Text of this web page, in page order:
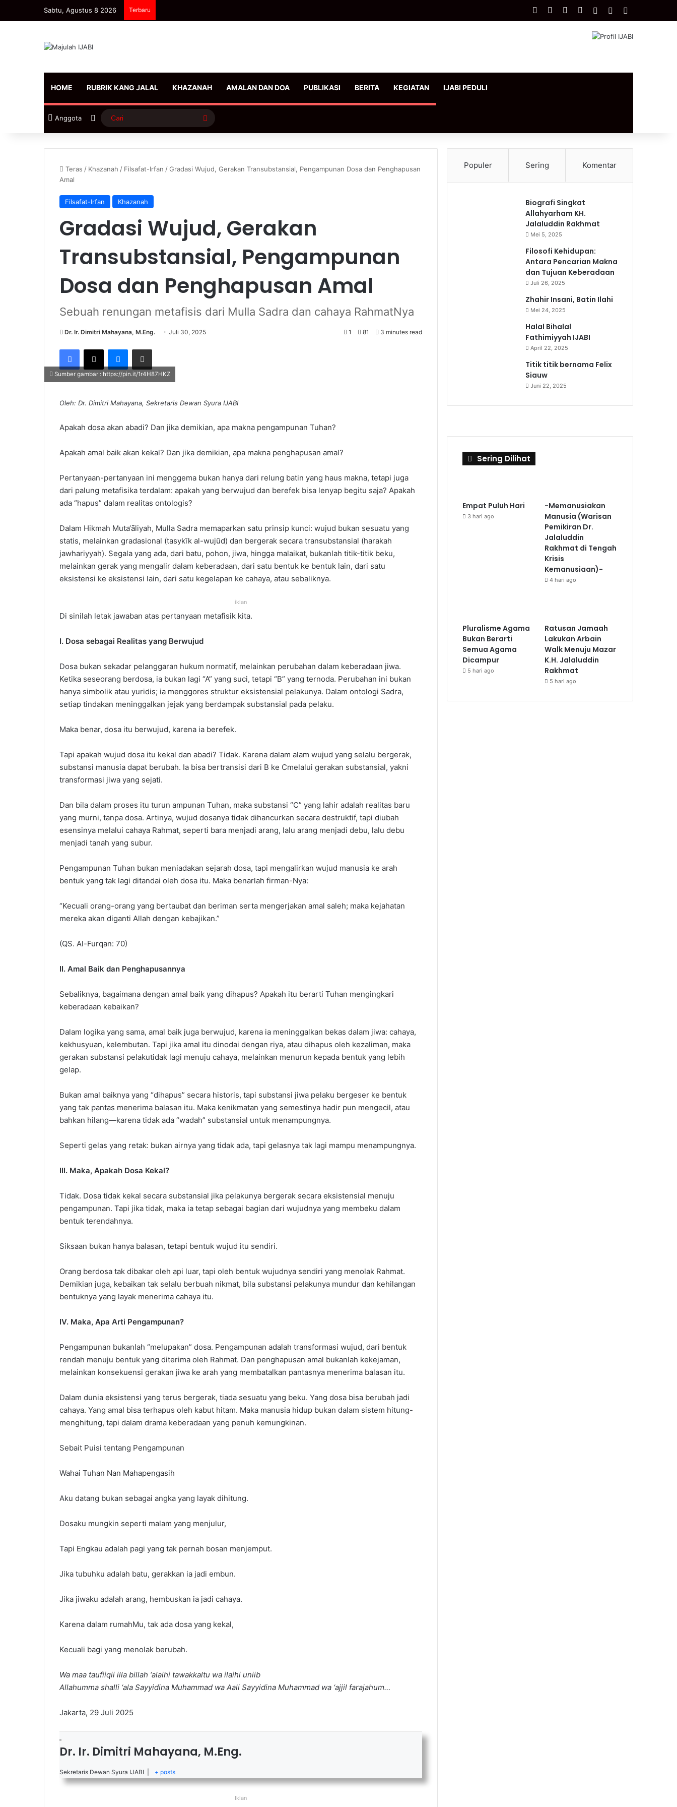
Sabtu, Agustus 8 2026 Terbaru Facebook YouTubeInstagram
Log InArtikel Acak
HOME RUBRIK KANG JALAL KHAZANAH AMALAN DAN DOA PUBLIKASI BERITA KEGIATAN IJABI PEDULI
Anggota Sidebar Cari
Teras / Khazanah / Filsafat-Irfan /Gradasi Wujud, Gerakan Transubstansial, Pengampunan Dosa dan Penghapusan
Amal
Filsafat-Irfan Khazanah
Gradasi Wujud, Gerakan
Transubstansial, Pengampunan
Dosa dan Penghapusan Amal
Sebuah renungan metafisis dari Mulla Sadra dan cahaya RahmatNya
Dr. Ir. Dimitri Mahayana, M.Eng. Juli 30, 2025 1 81 3 minutes read
Facebook
X Messenger
Share via Email
Sumber gambar : https://pin.it/1r4H87HKZ
Oleh: Dr. Dimitri Mahayana, Sekretaris Dewan Syura IJABI
Apakah dosa akan abadi? Dan jika demikian, apa makna pengampunan Tuhan?
Apakah amal baik akan kekal? Dan jika demikian, apa makna penghapusan amal?
Pertanyaan-pertanyaan ini menggema bukan hanya dari relung batin yang haus makna, tetapi juga
dari palung metafisika terdalam: apakah yang berwujud dan berefek bisa lenyap begitu saja? Apakah
ada “hapus” dalam realitas ontologis?
Dalam Hikmah Muta‘āliyah, Mulla Sadra memaparkan satu prinsip kunci: wujud bukan sesuatu yang
statis, melainkan gradasional (tasykīk al-wujūd) dan bergerak secara transubstansial (harakah
jawhariyyah). Segala yang ada, dari batu, pohon, jiwa, hingga malaikat, bukanlah titik-titik beku,
melainkan gerak yang mengalir dalam keberadaan, dari satu bentuk ke bentuk lain, dari satu
eksistensi ke eksistensi lain, dari satu kegelapan ke cahaya, atau sebaliknya.
iklan
Di sinilah letak jawaban atas pertanyaan metafisik kita.
I. Dosa sebagai Realitas yang Berwujud
Dosa bukan sekadar pelanggaran hukum normatif, melainkan perubahan dalam keberadaan jiwa.
Ketika seseorang berdosa, ia bukan lagi “A” yang suci, tetapi “B” yang ternoda. Perubahan ini bukan
hanya simbolik atau yuridis; ia menggores struktur eksistensial pelakunya. Dalam ontologi Sadra,
setiap tindakan meninggalkan jejak yang berdampak substansial pada pelaku.
Maka benar, dosa itu berwujud, karena ia berefek.
Tapi apakah wujud dosa itu kekal dan abadi? Tidak. Karena dalam alam wujud yang selalu bergerak,
substansi manusia dapat berubah. Ia bisa bertransisi dari B ke Cmelalui gerakan substansial, yakni
transformasi jiwa yang sejati.
Dan bila dalam proses itu turun ampunan Tuhan, maka substansi “C” yang lahir adalah realitas baru
yang murni, tanpa dosa. Artinya, wujud dosanya tidak dihancurkan secara destruktif, tapi diubah
esensinya melalui cahaya Rahmat, seperti bara menjadi arang, lalu arang menjadi debu, lalu debu
menjadi tanah yang subur.
Pengampunan Tuhan bukan meniadakan sejarah dosa, tapi mengalirkan wujud manusia ke arah
bentuk yang tak lagi ditandai oleh dosa itu. Maka benarlah firman-Nya:
“Kecuali orang-orang yang bertaubat dan beriman serta mengerjakan amal saleh; maka kejahatan
mereka akan diganti Allah dengan kebajikan.”
(QS. Al-Furqan: 70)
II. Amal Baik dan Penghapusannya
Sebaliknya, bagaimana dengan amal baik yang dihapus? Apakah itu berarti Tuhan mengingkari
keberadaan kebaikan?
Dalam logika yang sama, amal baik juga berwujud, karena ia meninggalkan bekas dalam jiwa: cahaya,
kekhusyuan, kelembutan. Tapi jika amal itu dinodai dengan riya, atau dihapus oleh kezaliman, maka
gerakan substansi pelakutidak lagi menuju cahaya, melainkan menurun kepada bentuk yang lebih
gelap.
Bukan amal baiknya yang “dihapus” secara historis, tapi substansi jiwa pelaku bergeser ke bentuk
yang tak pantas menerima balasan itu. Maka kenikmatan yang semestinya hadir pun mengecil, atau
bahkan hilang—karena tidak ada “wadah” substansial untuk menampungnya.
Seperti gelas yang retak: bukan airnya yang tidak ada, tapi gelasnya tak lagi mampu menampungnya.
III. Maka, Apakah Dosa Kekal?
Tidak. Dosa tidak kekal secara substansial jika pelakunya bergerak secara eksistensial menuju
pengampunan. Tapi jika tidak, maka ia tetap sebagai bagian dari wujudnya yang membeku dalam
bentuk terendahnya.
Siksaan bukan hanya balasan, tetapi bentuk wujud itu sendiri.
Orang berdosa tak dibakar oleh api luar, tapi oleh bentuk wujudnya sendiri yang menolak Rahmat.
Demikian juga, kebaikan tak selalu berbuah nikmat, bila substansi pelakunya mundur dan kehilangan
bentuknya yang layak menerima cahaya itu.
IV. Maka, Apa Arti Pengampunan?
Pengampunan bukanlah “melupakan” dosa. Pengampunan adalah transformasi wujud, dari bentuk
rendah menuju bentuk yang diterima oleh Rahmat. Dan penghapusan amal bukanlah kekejaman,
melainkan konsekuensi gerakan jiwa ke arah yang membatalkan pantasnya menerima balasan itu.
Dalam dunia eksistensi yang terus bergerak, tiada sesuatu yang beku. Yang dosa bisa berubah jadi
cahaya. Yang amal bisa terhapus oleh kabut hitam. Maka manusia hidup bukan dalam sistem hitung-
menghitung, tapi dalam drama keberadaan yang penuh kemungkinan.
Sebait Puisi tentang Pengampunan
Wahai Tuhan Nan Mahapengasih
Aku datang bukan sebagai angka yang layak dihitung.
Dosaku mungkin seperti malam yang menjulur,
Tapi Engkau adalah pagi yang tak pernah bosan menjemput.
Jika tubuhku adalah batu, gerakkan ia jadi embun.
Jika jiwaku adalah arang, hembuskan ia jadi cahaya.
Karena dalam rumahMu, tak ada dosa yang kekal,
Kecuali bagi yang menolak berubah.
Wa maa taufiiqii illa billah ‘alaihi tawakkaltu wa ilaihi uniib
Allahumma shalli ‘ala Sayyidina Muhammad wa Aali Sayyidina Muhammad wa ‘ajjil farajahum…
Jakarta, 29 Juli 2025
Dr. Ir. Dimitri Mahayana, M.Eng.
Sekretaris Dewan Syura IJABI + posts
Iklan
Populer Sering Komentar
Biografi Singkat
Allahyarham KH.
Jalaluddin Rakhmat
Mei 5, 2025
Filosofi Kehidupan:
Antara Pencarian Makna
dan Tujuan Keberadaan
Juli 26, 2025
Zhahir Insani, Batin Ilahi
Mei 24, 2025
Halal Bihalal
Fathimiyyah IJABI
April 22, 2025
Titik titik bernama Felix
Siauw
Juni 22, 2025
Sering Dilihat
Empat Puluh Hari
3 hari ago
-Memanusiakan
Manusia (Warisan
Pemikiran Dr.
Jalaluddin
Rakhmat di Tengah
Krisis
Kemanusiaan)-
4 hari ago
Pluralisme Agama
Bukan Berarti
Semua Agama
Dicampur
5 hari ago
Ratusan Jamaah
Lakukan Arbain
Walk Menuju Mazar
K.H. Jalaluddin
Rakhmat
5 hari ago